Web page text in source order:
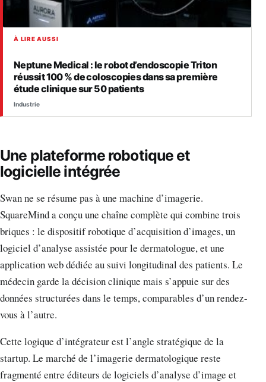
À LIRE AUSSI
Neptune Medical : le robot d’endoscopie Triton
réussit 100 % de coloscopies dans sa première
étude clinique sur 50 patients
Industrie
Une plateforme robotique et
logicielle intégrée
Swan ne se résume pas à une machine d’imagerie.
SquareMind a conçu une chaîne complète qui combine trois
briques : le dispositif robotique d’acquisition d’images, un
logiciel d’analyse assistée pour le dermatologue, et une
application web dédiée au suivi longitudinal des patients. Le
médecin garde la décision clinique mais s’appuie sur des
données structurées dans le temps, comparables d’un rendez-
vous à l’autre.
Cette logique d’intégrateur est l’angle stratégique de la
startup. Le marché de l’imagerie dermatologique reste
fragmenté entre éditeurs de logiciels d’analyse d’image et